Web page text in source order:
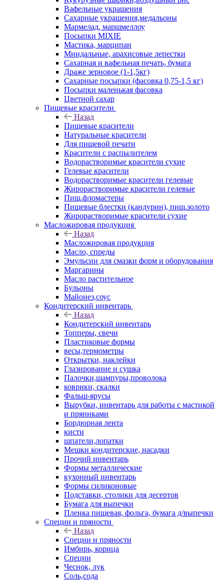
Вафельные украшения
Сахарные украшения,медальоны
Мармелад, маршмеллоу
Посыпки MIXIE
Мастика, марципан
Миндальные, арахисовые лепестки
Сахарная и вафельная печать, бумага
Драже зерновое (1-1,5кг)
Сахарные посыпки (фасовка 0,75-1,5 кг)
Посыпки маленькая фасовка
Цветной сахар
Пищевые красители
Назад
Пищевые красители
Натуральные красители
Для пищевой печати
Красители с распылителем
Водорастворимые красители сухие
Гелевые красители
Водорастворимые красители гелевые
Жирорастворимые красители гелевые
Пищ.фломастеры
Пищевые блестки (кандурин), пищ.золото
Жирорастворимые красители сухие
Масложировая продукция
Назад
Масложировая продукция
Масло, спреды
Эмульсии для смазки форм и оборудования
Маргарины
Масло растительное
Бульоны
Майонез,соус
Кондитерский инвентарь
Назад
Кондитерский инвентарь
Топперы, свечи
Пластиковые формы
весы,термометры
Открытки, наклейки
Глазирование и сушка
Палочки,шампуры,проволока
коврики, скалки
Фальш-ярусы
Вырубки, инвентарь для работы с мастикой
и пряниками
Бордюрная лента
кисти
шпатели,лопатки
Мешки кондитерские, насадки
Прочий инвентарь
Формы металлические
кухонный инвентарь
Формы силиконовые
Подставки, столики для десертов
Бумага для выпечки
Пленка пищевая, фольга, бумага д/выпечки
Специи и пряности
Назад
Специи и пряности
Имбирь, корица
Специи
Чеснок, лук
Соль,сода